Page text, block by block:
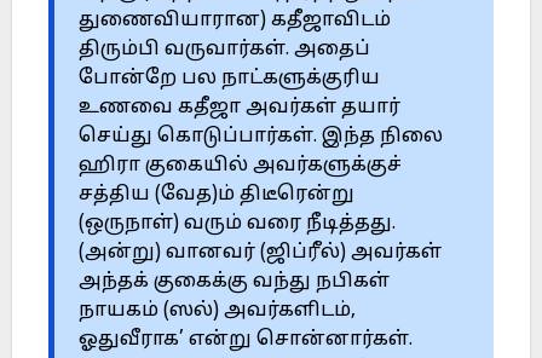
துணைவியாரான) கதீஜாவிடம்
திரும்பி வருவார்கள். அதைப்
போன்றே பல நாட்களுக்குரிய
உணவை கதீஜா அவர்கள் தயார்
செய்து கொடுப்பார்கள். இந்த நிலை
ஹிரா குகையில் அவர்களுக்குச்
சத்திய (வேத)ம் திடீரென்று
(ஒருநாள்) வரும் வரை நீடித்தது.
(அன்று) வானவர் (ஜிப்ரீல்) அவர்கள்
அந்தக் குகைக்கு வந்து நபிகள்
நாயகம் (ஸல்) அவர்களிடம்,
ஓதுவீராக’ என்று சொன்னார்கள்.